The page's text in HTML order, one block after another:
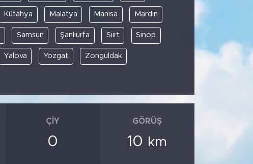
Kütahya Malatya Manisa Mardin
Samsun Şanlıurfa Siirt Sinop
Yalova Yozgat Zonguldak
ÇIY
0
GÖRÜŞ
10 km